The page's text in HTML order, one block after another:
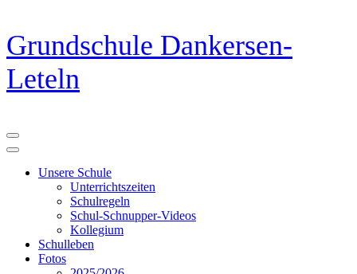
Zum
Inhalt
springen
(Eingabetaste
drücken)
Grundschule Dankersen-
Leteln
Unsere Schule
Unterrichtszeiten
Schulregeln
Schul-Schnupper-Videos
Kollegium
Schulleben
Fotos